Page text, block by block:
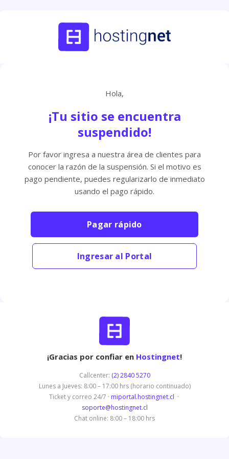
Hola,
¡Tu sitio se encuentra
suspendido!
Por favor ingresa a nuestra área de clientes para
conocer la razón de la suspensión. Si el motivo es
pago pendiente, puedes regularizarlo de inmediato
usando el pago rápido.
Pagar rápido
Ingresar al Portal
¡Gracias por confiar en Hostingnet!
Callcenter: (2) 2840 5270
Lunes a Jueves: 8:00 – 17:00 hrs (horario continuado)
Ticket y correo 24/7 · miportal.hostingnet.cl ·
soporte@hostingnet.cl
Chat online: 8:00 – 18:00 hrs